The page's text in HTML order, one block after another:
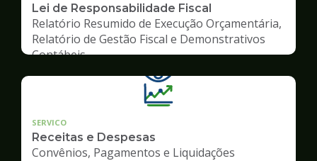
Lei de Responsabilidade Fiscal
Relatório Resumido de Execução Orçamentária,
Relatório de Gestão Fiscal e Demonstrativos
Contábeis
SERVICO
Receitas e Despesas
Convênios, Pagamentos e Liquidações